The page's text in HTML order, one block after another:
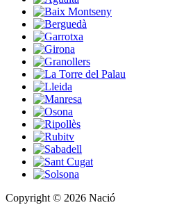
Copyright © 2026 Nació